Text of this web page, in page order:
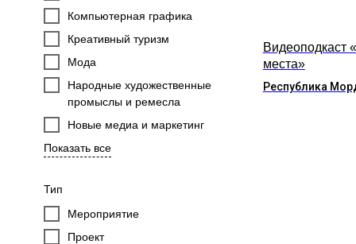
Компьютерная графика
Креативный туризм
Мода
Народные художественные
промыслы и ремесла
Новые медиа и маркетинг
Показать все
Тип
Мероприятие
Проект
Видеоподкаст
места»
Республика